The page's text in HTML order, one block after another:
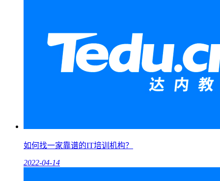
如何找一家靠谱的IT培训机构？
2022-04-14